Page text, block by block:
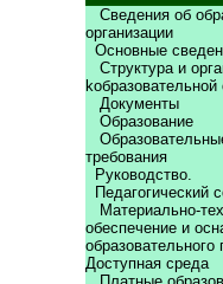
Сведения об
организации
Основные
Структура и
kобразовательной
Документы
Образование
требования
Руководство.
Педагогический
Материально-
обеспечение и
Доступная среда